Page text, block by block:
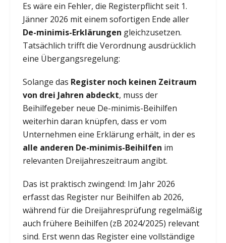
Es wäre ein Fehler, die Registerpflicht seit 1.
Jänner 2026 mit einem sofortigen Ende aller
De-minimis-Erklärungen gleichzusetzen.
Tatsächlich trifft die Verordnung ausdrücklich
eine Übergangsregelung:
Solange das Register noch keinen Zeitraum
von drei Jahren abdeckt, muss der
Beihilfegeber neue De-minimis-Beihilfen
weiterhin daran knüpfen, dass er vom
Unternehmen eine Erklärung erhält, in der es
alle anderen De-minimis-Beihilfen im
relevanten Dreijahreszeitraum angibt.
Das ist praktisch zwingend: Im Jahr 2026
erfasst das Register nur Beihilfen ab 2026,
während für die Dreijahresprüfung regelmäßig
auch frühere Beihilfen (zB 2024/2025) relevant
sind. Erst wenn das Register eine vollständige